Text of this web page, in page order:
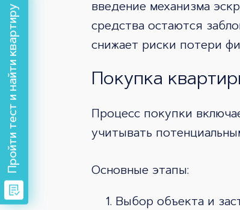
введение механизма
средства остаются
снижает риски потери
Покупка
Процесс покупки
учитывать
Основные этапы:
Выбор объекта и
Пройти тест и найти квартиру